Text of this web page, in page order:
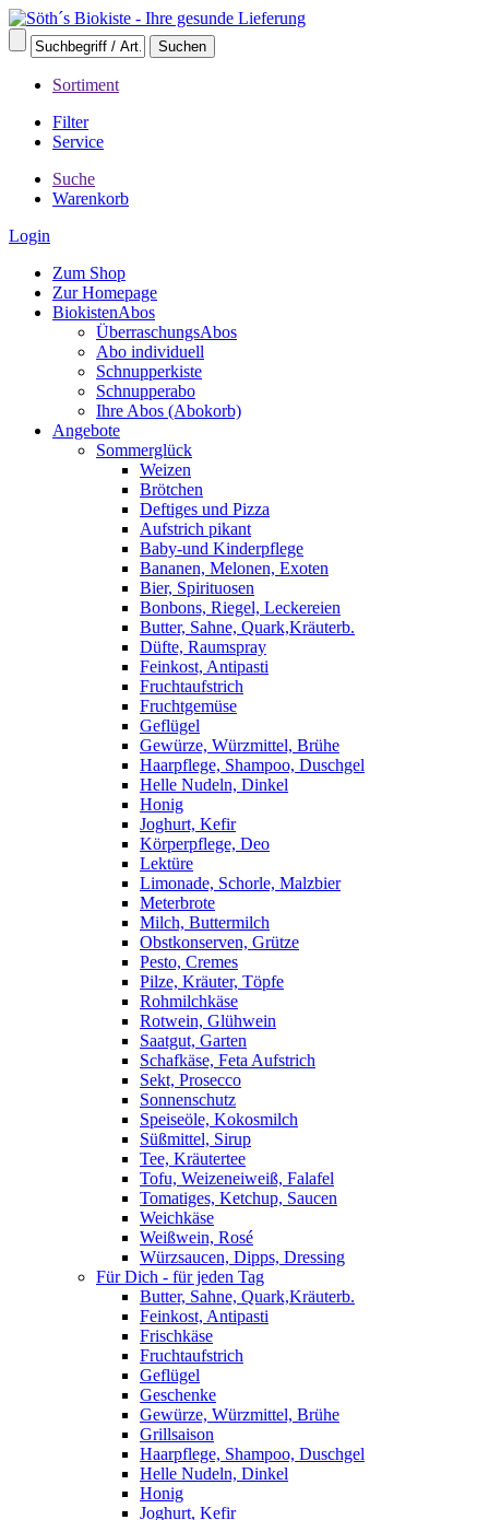
Sortiment
Filter
Service
Suche
Warenkorb
Login
Zum Shop
Zur Homepage
BiokistenAbos
ÜberraschungsAbos
Abo individuell
Schnupperkiste
Schnupperabo
Ihre Abos (Abokorb)
Angebote
Sommerglück
Weizen
Brötchen
Deftiges und Pizza
Aufstrich pikant
Baby-und Kinderpflege
Bananen, Melonen, Exoten
Bier, Spirituosen
Bonbons, Riegel, Leckereien
Butter, Sahne, Quark,Kräuterb.
Düfte, Raumspray
Feinkost, Antipasti
Fruchtaufstrich
Fruchtgemüse
Geflügel
Gewürze, Würzmittel, Brühe
Haarpflege, Shampoo, Duschgel
Helle Nudeln, Dinkel
Honig
Joghurt, Kefir
Körperpflege, Deo
Lektüre
Limonade, Schorle, Malzbier
Meterbrote
Milch, Buttermilch
Obstkonserven, Grütze
Pesto, Cremes
Pilze, Kräuter, Töpfe
Rohmilchkäse
Rotwein, Glühwein
Saatgut, Garten
Schafkäse, Feta Aufstrich
Sekt, Prosecco
Sonnenschutz
Speiseöle, Kokosmilch
Süßmittel, Sirup
Tee, Kräutertee
Tofu, Weizeneiweiß, Falafel
Tomatiges, Ketchup, Saucen
Weichkäse
Weißwein, Rosé
Würzsaucen, Dipps, Dressing
Für Dich - für jeden Tag
Butter, Sahne, Quark,Kräuterb.
Feinkost, Antipasti
Frischkäse
Fruchtaufstrich
Geflügel
Geschenke
Gewürze, Würzmittel, Brühe
Grillsaison
Haarpflege, Shampoo, Duschgel
Helle Nudeln, Dinkel
Honig
Joghurt, Kefir